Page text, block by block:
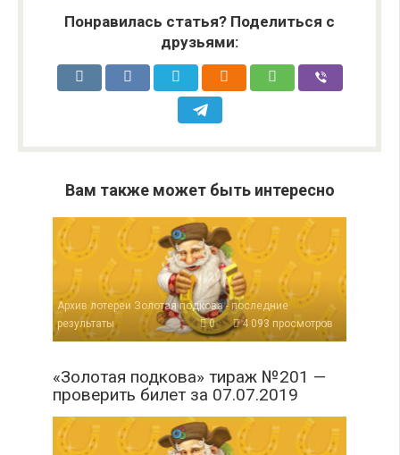
Понравилась статья? Поделиться с
друзьями:
Вам также может быть интересно
Архив лотереи Золотая подкова - последние
результаты
0 4 093 просмотров
«Золотая подкова» тираж №201 —
проверить билет за 07.07.2019